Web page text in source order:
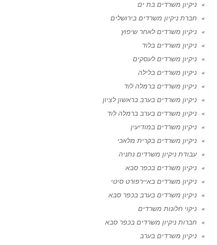
ניקיון משרדים בת ים
חברת ניקיון משרדים בירושלים
ניקיון משרדים לאחר שיפוץ
ניקיון משרדים בלוד
ניקיון משרדים לעסקים
ניקיון משרדים בלילה
ניקיון משרדים ברמלה לוד
ניקיון משרדים בערב בראשון לציון
ניקיון משרדים בערב ברמלה לוד
ניקיון משרדים במודיעין
ניקיון משרדים בקרית מלאכי
עבודת ניקיון משרדים נתניה
ניקיון משרדים בכפר סבא
ניקיון משרדים באיירפורט סיטי
ניקיון משרדים בערב בכפר סבא
ניקוי חלונות משרדים
חברות ניקיון משרדים בכפר סבא
ניקיון משרדים בערב